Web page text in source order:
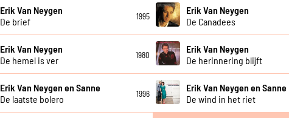
Erik Van Neygen
De brief
1995
Erik Van Neygen
De Canadees
Erik Van Neygen
De hemel is ver
1980
Erik Van Neygen
De herinnering blijft
Erik Van Neygen en Sanne
De laatste bolero
1996
Erik Van Neygen en Sanne
De wind in het riet